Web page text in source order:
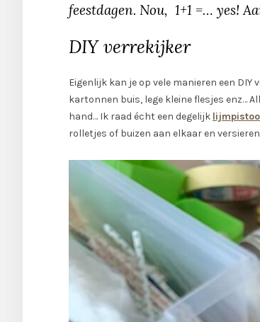
feestdagen. Nou, 1+1 =… yes!
DIY verrekijker
Eigenlijk kan je op vele manieren een
kartonnen buis, lege kleine flesjes enz…
hand… Ik raad écht een degelijk
rolletjes of buizen aan elkaar en